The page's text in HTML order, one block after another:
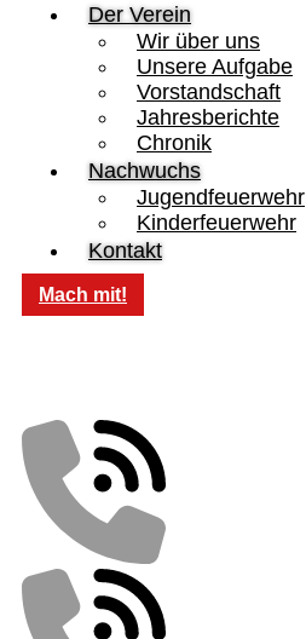
Der Verein
Wir über uns
Unsere Aufgabe
Vorstandschaft
Jahresberichte
Chronik
Nachwuchs
Jugendfeuerwehr
Kinderfeuerwehr
Kontakt
Mach mit!